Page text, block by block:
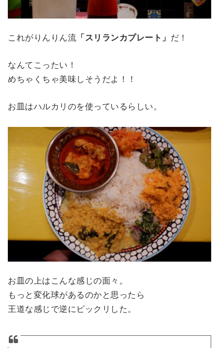
これがりんりん流 「スリランカプレート」 だ！
なんてこったい！
めちゃくちゃ美味しそうだよ！！
お皿はハルカリのを使っているらしい。
お皿の上はこんな感じの面々。
もっと変化球があるのかと思ったら
王道な感じで逆にビックリした。